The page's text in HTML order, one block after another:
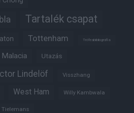
Tartalék csapat
Tottenham Trófeabibliográfia
Malacia Utazás
Lindelöf Visszhang
West Ham Willy Kambwala
Tielemans